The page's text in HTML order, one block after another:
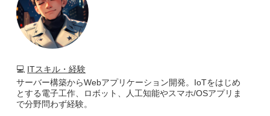
💻 ITスキル・経験
サーバー構築からWebアプリケーション開発。IoTをはじめ
とする電子工作、ロボット、人工知能やスマホ/OSアプリま
で分野問わず経験。